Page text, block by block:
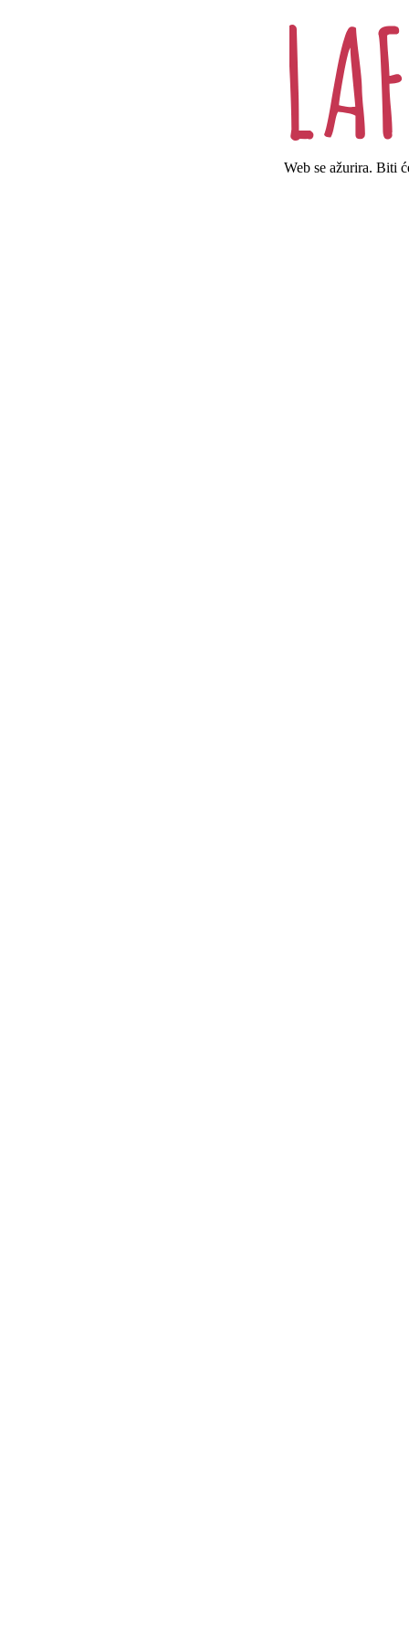
Web se ažurira. Biti